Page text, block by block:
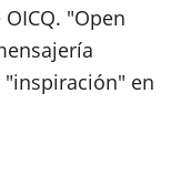
"Open
"inspiración" en